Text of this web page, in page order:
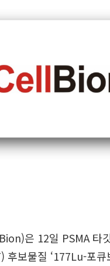
은 12일 PSMA 타
후보물질 ‘177Lu-포